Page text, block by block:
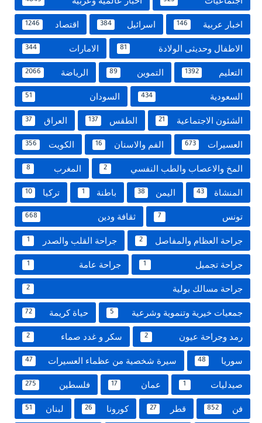
اخبار عربية 146 اسرائيل 384 اقتصاد 1246
الاطفال وحديثى الولادة 81 الامارات 344
التعليم 1392 التموين 89 الرياضة 2066
السعودية 434 السودان 51
الشئون الاجتماعية 21 الطقس 137 العراق 37
العسيرات 673 الفم والاسنان 16 الكويت 356
المخ والاعصاب والطب النفسي 2 المغرب 8
المنشاة 43 اليمن 38 باطنة 1 تركيا 10
تونس 7 ثقافة ودين 668
جراحة العظام والمفاصل 2 جراحة القلب والصدر 1
جراحة تجميل 1 جراحة عامة 1
جراحة مسالك بولية 2
جمعيات خيرية وتنموية وشرعية 5 حياة كريمة 72
رمد وجراحة عيون 2 سكر و غدد صماء 2
سوريا 48 سيرة شخصية من عظماء العسيرات 47
صيدليات 1 عمان 17 فلسطين 275
فن 852 قطر 27 كورونا 26 لبنان 51